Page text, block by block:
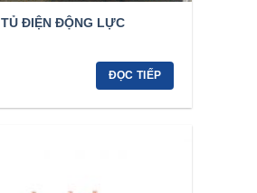
TỦ ĐIỆN ĐỘNG LỰC
ĐỌC TIẾP